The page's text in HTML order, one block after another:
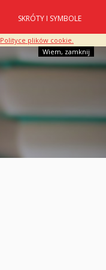
Polityce plików cookie.
Wiem, zamknij
SKRÓTY I SYMBOLE